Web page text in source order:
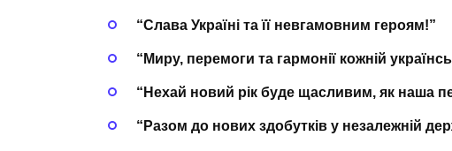
“Слава Україні та її невгамовним героям!”
“Миру, перемоги та гармонії кожній
“Нехай новий рік буде щасливим, як наша
“Разом до нових здобутків у незалежній